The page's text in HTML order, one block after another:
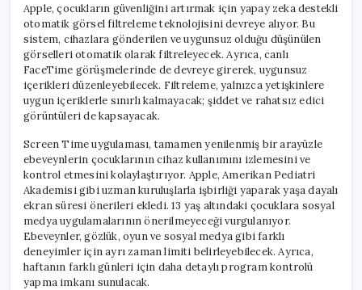
Apple, çocukların güvenliğini artırmak için yapay zeka destekli
otomatik görsel filtreleme teknolojisini devreye alıyor. Bu
sistem, cihazlara gönderilen ve uygunsuz olduğu düşünülen
görselleri otomatik olarak filtreleyecek. Ayrıca, canlı
FaceTime görüşmelerinde de devreye girerek, uygunsuz
içerikleri düzenleyebilecek. Filtreleme, yalnızca yetişkinlere
uygun içeriklerle sınırlı kalmayacak; şiddet ve rahatsız edici
görüntüleri de kapsayacak.
Screen Time uygulaması, tamamen yenilenmiş bir arayüzle
ebeveynlerin çocuklarının cihaz kullanımını izlemesini ve
kontrol etmesini kolaylaştırıyor. Apple, Amerikan Pediatri
Akademisi gibi uzman kuruluşlarla işbirliği yaparak yaşa dayalı
ekran süresi önerileri ekledi. 13 yaş altındaki çocuklara sosyal
medya uygulamalarının önerilmeyeceği vurgulanıyor.
Ebeveynler, gözlük, oyun ve sosyal medya gibi farklı
deneyimler için ayrı zaman limiti belirleyebilecek. Ayrıca,
haftanın farklı günleri için daha detaylı program kontrolü
yapma imkanı sunulacak.